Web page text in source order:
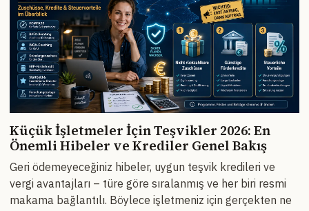
Küçük İşletmeler İçin Teşvikler 2026: En
Önemli Hibeler ve Krediler Genel Bakış
Geri ödemeyeceğiniz hibeler, uygun teşvik kredileri ve
vergi avantajları – türe göre sıralanmış ve her biri resmi
makama bağlantılı. Böylece işletmeniz için gerçekten ne